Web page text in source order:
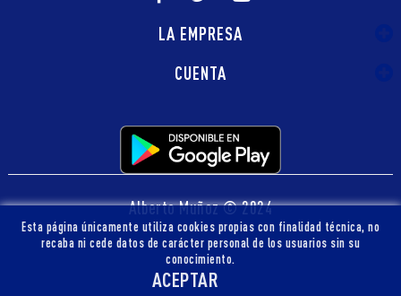
LA EMPRESA
CUENTA
Esta página únicamente utiliza cookies propias con finalidad técnica, no
recaba ni cede datos de carácter personal de los usuarios sin su
conocimiento.
Alberto Muñoz © 2024